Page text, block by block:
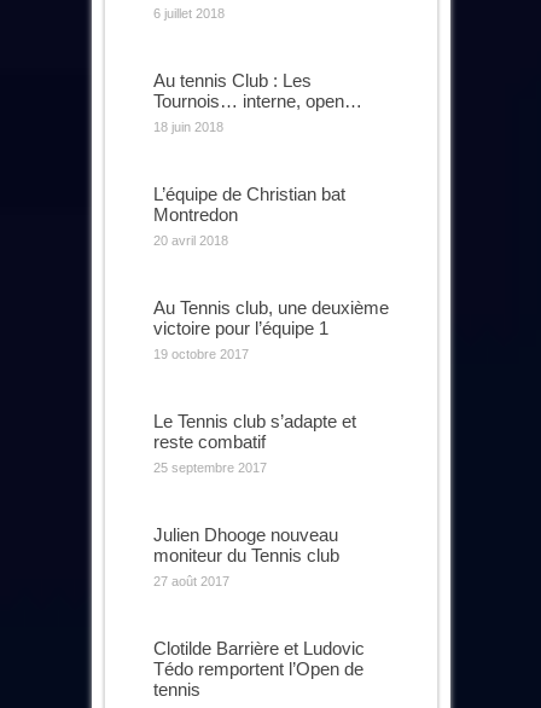
6 juillet 2018
Au tennis Club : Les
Tournois… interne, open…
18 juin 2018
L’équipe de Christian bat
Montredon
20 avril 2018
Au Tennis club, une deuxième
victoire pour l’équipe 1
19 octobre 2017
Le Tennis club s’adapte et
reste combatif
25 septembre 2017
Julien Dhooge nouveau
moniteur du Tennis club
27 août 2017
Clotilde Barrière et Ludovic
Tédo remportent l’Open de
tennis